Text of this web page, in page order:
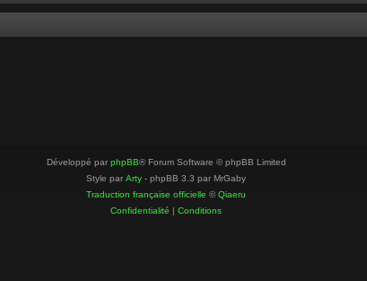
Développé par phpBB® Forum Software © phpBB Limited
Style par Arty - phpBB 3.3 par MrGaby
Traduction française officielle ©Qiaeru
Confidentialité | Conditions